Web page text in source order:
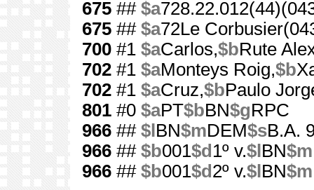
675 ## $a
675 ## $a72Le
700 #1 $aCarlos,$bRute
702 #1 $aMonteys Roig,$b
702 #1 $aCruz,$bPaulo
801 #0 $aPT$bBN$gRPC
966 ## $l BN$mDEM$sB.A.
966 ## $b001$d 1º v.$l BN$m
966 ## $b001$d 2º v.$l BN$m